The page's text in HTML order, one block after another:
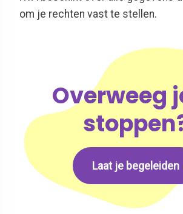
om je rechten vast te stellen.
Overweeg
Laat je begeleiden